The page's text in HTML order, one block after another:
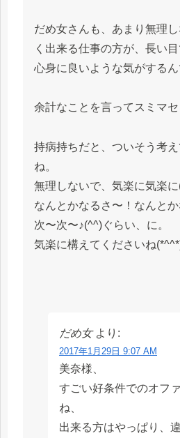
だめ女さんも、あまり無理
く出来る仕事の方が、長い
心身に良いような気がするん
余計なことを言ってスミマセ
持病持ちだと、ついそう考
ね。
無理しないで、気楽に気楽に
なんとかなるさ〜！なんとか
次〜次〜♪(^^)ぐらい、に。
気楽に構えてくださいね(*^^*)
だめ女 より:
2017年1月29日 9:07 AM
美奈様、
すごい好条件でのオフ
ね、
出来る方はやっぱり、